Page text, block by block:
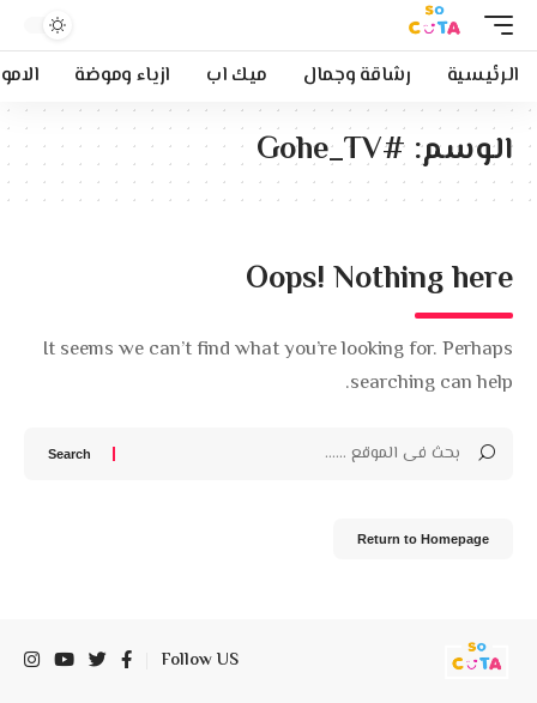
الرئيسية رشاقة وجمال ميك اب ازياء وموضة
الوسم: #Gohe_TV
Oops! Nothing here
It seems we can’t find what you’re looking for. Perhaps
searching can help.
Return to Homepage
Follow US